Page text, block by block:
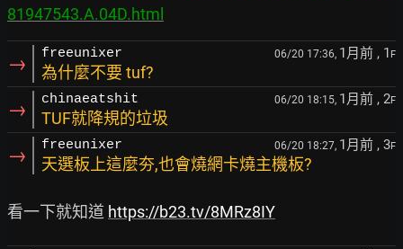
81947543.A.04D.html
→ freeunixer 06/20 17:36, 1月前 , 1 F
為什麼不要 tuf?
→ chinaeatshit 06/20 18:15, 1月前 , 2F
TUF就降規的垃圾
→ freeunixer 06/20 18:27, 1月前 , 3F
天選板上這麼夯,也會燒網卡燒主機板?
看一下就知道 https://b23.tv/8MRz8IY